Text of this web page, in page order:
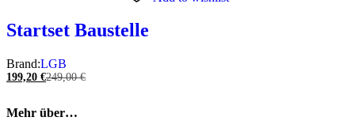
Startset Baustelle
Brand:LGB
199,20 €249,00€
Mehr über…